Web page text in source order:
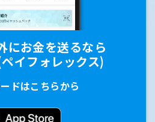
にお金を送るなら
イフォレックス)
ドはこちらから